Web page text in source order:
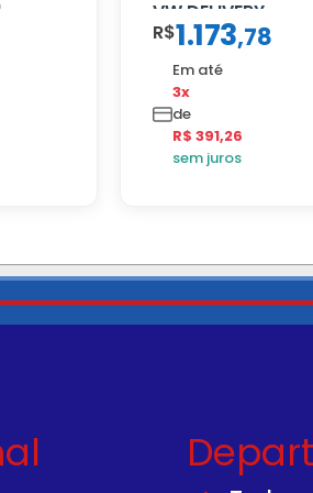
VW DELIVERY
R$1.173,78
Em até
3x
de
R$ 391,26
sem juros